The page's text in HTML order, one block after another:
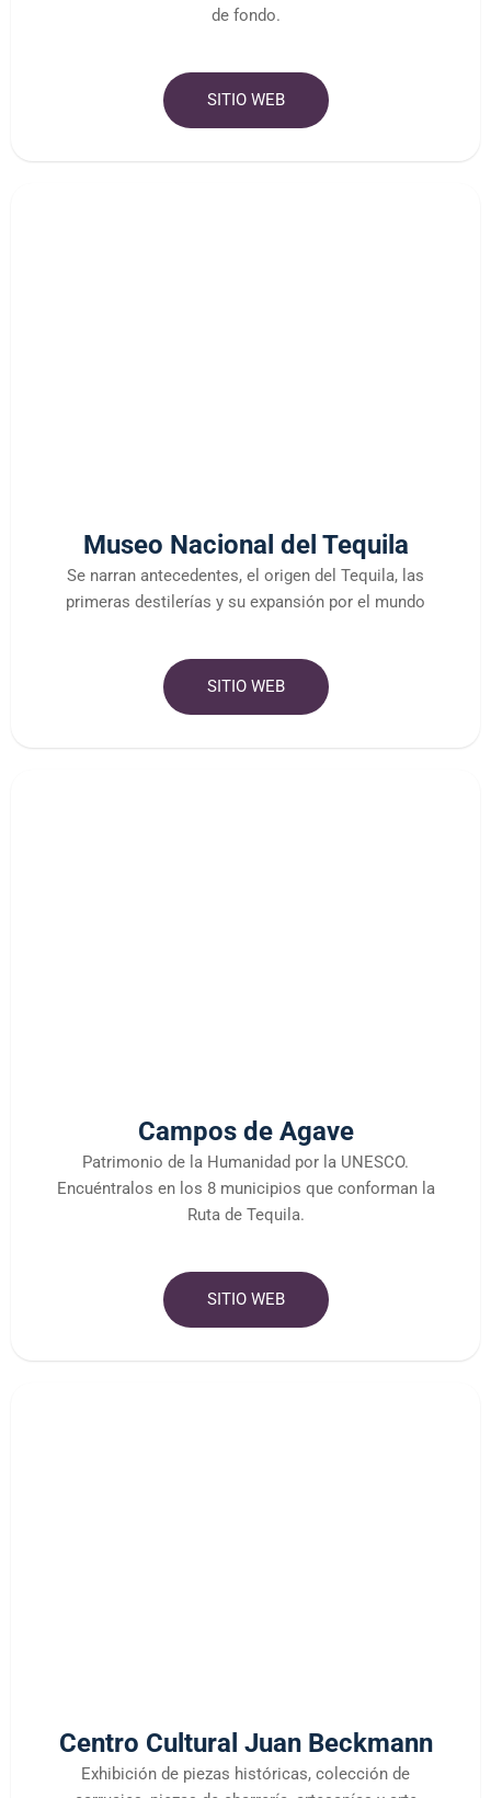
de fondo.
SITIO WEB
Museo Nacional del Tequila
Se narran antecedentes, el origen del Tequila, las
primeras destilerías y su expansión por el mundo
SITIO WEB
Campos de Agave
Patrimonio de la Humanidad por la UNESCO.
Encuéntralos en los 8 municipios que conforman la
Ruta de Tequila.
SITIO WEB
Centro Cultural Juan Beckmann
Exhibición de piezas históricas, colección de